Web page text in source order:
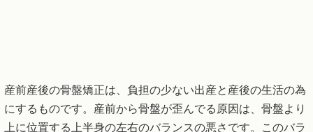
産前産後の骨盤矯正は、負担の少ない出産と産後の生活の為
にするものです。産前から骨盤が歪んでる原因は、骨盤より
上に位置する上半身の左右のバランスの悪さです。このバラ